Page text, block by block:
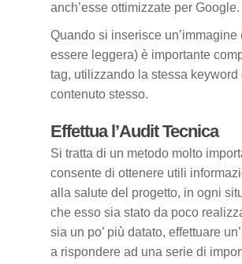
anch’esse ottimizzate per Google.
Quando si inserisce un’immagine
essere leggera) è importante
tag, utilizzando la stessa keyword
contenuto stesso.
Effettua l’Audit Tecnica
Si tratta di un metodo molto
consente di ottenere utili
alla salute del progetto, in ogni
che esso sia stato da poco
sia un po’ più datato, effettuare
a rispondere ad una serie di